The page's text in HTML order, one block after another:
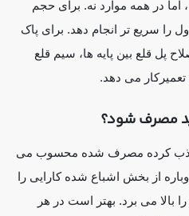
اما در همه موارد نه. برای حجم
را سریع تر انجام دهد. برای پاک
پل قلع بین پایه ها، سیم قلع
می دهد.
مصرف شود؟
کرده مصرف شده محسوب می
از بخش اشباع شده کارایی را
بالا می برد. بهتر است در هر